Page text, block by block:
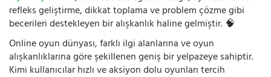
refleks geliştirme, dikkat toplama ve problem çözme gibi
becerileri destekleyen bir alışkanlık haline gelmiştir. 🧠
Online oyun dünyası, farklı ilgi alanlarına ve oyun
alışkanlıklarına göre şekillenen geniş bir yelpazeye sahiptir.
Kimi kullanıcılar hızlı ve aksiyon dolu oyunları tercih